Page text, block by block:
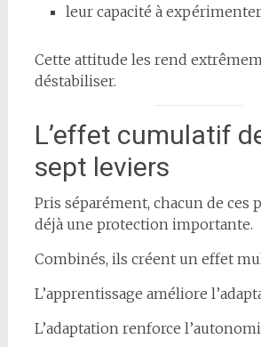
leur capacité à
Cette attitude les rend
déstabiliser.
L’effet cumulatif
sept leviers
Pris séparément, chacun de ces
déjà une protection importante.
Combinés, ils créent un effet
L’apprentissage améliore
L’adaptation renforce